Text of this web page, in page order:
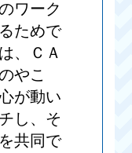
ワーク
ためで
、ＣＡ
やこ
が動い
し、そ
共同で